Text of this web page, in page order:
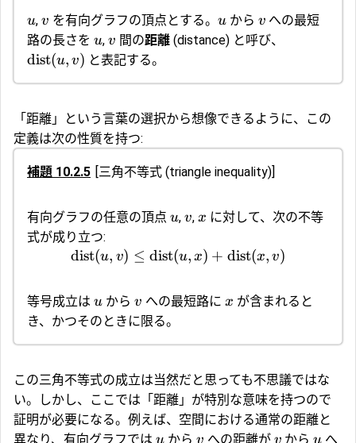
u, v を有向グラフの頂点とする。 uから v への最短
路の長さを u, v 間の距離(distance) と呼び、
dist(u, v) と表記する。
「距離」という言葉の選択から想像できるように、この
定義は次の性質を持つ:
補題 10.2.5 [三角不等式(triangle inequality)]
有向グラフの任意の頂点 u, v, x に対して、次の不等
式が成り立つ:
dist(u, v) ≤ dist(u, x) + dist(x, v)
等号成立は u から v への最短路に x が含まれると
き、かつそのときに限る。
この三角不等式の成立は当然だと思っても不思議ではな
い。しかし、ここでは「距離」が特別な意味を持つので
証明が必要になる。例えば、空間における通常の距離と
異なり、有向グラフでは u から v への距離が v からu へ